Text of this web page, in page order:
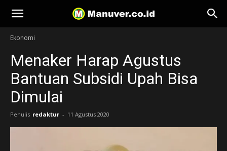
Manuver
Ekonomi
Menaker Harap Agustus
Bantuan Subsidi Upah Bisa
Dimulai
Penulis redaktur - 11 Agustus 2020